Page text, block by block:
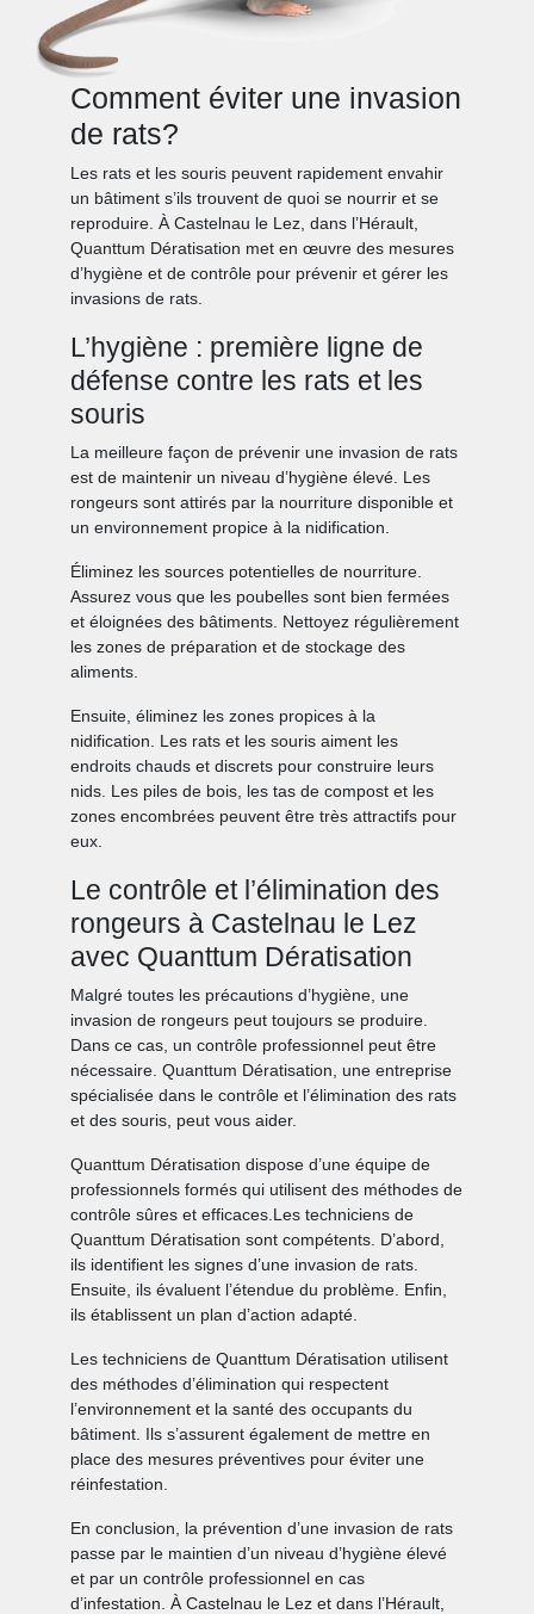
Comment éviter une invasion
de rats?
Les rats et les souris peuvent rapidement envahir
un bâtiment s’ils trouvent de quoi se nourrir et se
reproduire. À Castelnau le Lez, dans l’Hérault,
Quanttum Dératisation met en œuvre des mesures
d’hygiène et de contrôle pour prévenir et gérer les
invasions de rats.
L’hygiène : première ligne de
défense contre les rats et les
souris
La meilleure façon de prévenir une invasion de rats
est de maintenir un niveau d’hygiène élevé. Les
rongeurs sont attirés par la nourriture disponible et
un environnement propice à la nidification.
Éliminez les sources potentielles de nourriture.
Assurez vous que les poubelles sont bien fermées
et éloignées des bâtiments. Nettoyez régulièrement
les zones de préparation et de stockage des
aliments.
Ensuite, éliminez les zones propices à la
nidification. Les rats et les souris aiment les
endroits chauds et discrets pour construire leurs
nids. Les piles de bois, les tas de compost et les
zones encombrées peuvent être très attractifs pour
eux.
Le contrôle et l’élimination des
rongeurs à Castelnau le Lez
avec Quanttum Dératisation
Malgré toutes les précautions d’hygiène, une
invasion de rongeurs peut toujours se produire.
Dans ce cas, un contrôle professionnel peut être
nécessaire. Quanttum Dératisation, une entreprise
spécialisée dans le contrôle et l’élimination des rats
et des souris, peut vous aider.
Quanttum Dératisation dispose d’une équipe de
professionnels formés qui utilisent des méthodes de
contrôle sûres et efficaces.Les techniciens de
Quanttum Dératisation sont compétents. D’abord,
ils identifient les signes d’une invasion de rats.
Ensuite, ils évaluent l’étendue du problème. Enfin,
ils établissent un plan d’action adapté.
Les techniciens de Quanttum Dératisation utilisent
des méthodes d’élimination qui respectent
l’environnement et la santé des occupants du
bâtiment. Ils s’assurent également de mettre en
place des mesures préventives pour éviter une
réinfestation.
En conclusion, la prévention d’une invasion de rats
passe par le maintien d’un niveau d’hygiène élevé
et par un contrôle professionnel en cas
d’infestation. À Castelnau le Lez et dans l’Hérault,